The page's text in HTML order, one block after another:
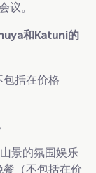
议。
和Katuni的
括在价格
景的氛围娱乐
（不包括在价